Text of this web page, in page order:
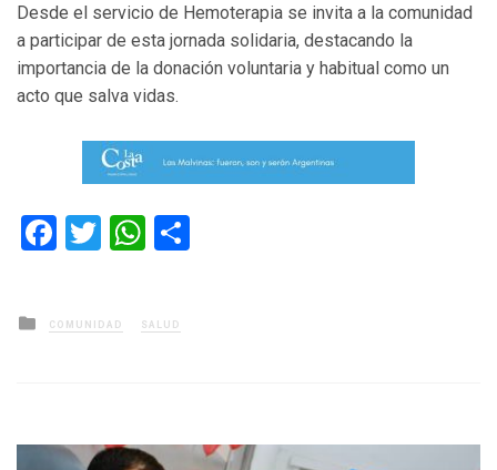
Desde el servicio de Hemoterapia se invita a la comunidad
a participar de esta jornada solidaria, destacando la
importancia de la donación voluntaria y habitual como un
acto que salva vidas.
Facebook
TwitterWhatsApp
Posted
in
COMUNIDAD SALUD